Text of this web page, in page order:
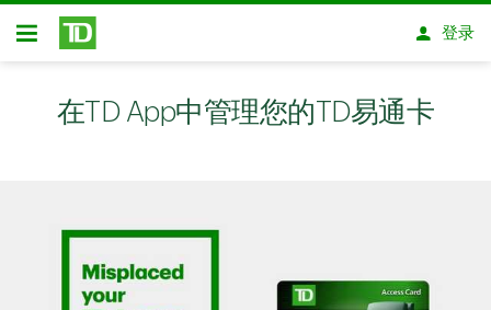
跳转到主要内容
开放式房屋贷款
登录
在TD App中管理您的TD易通卡